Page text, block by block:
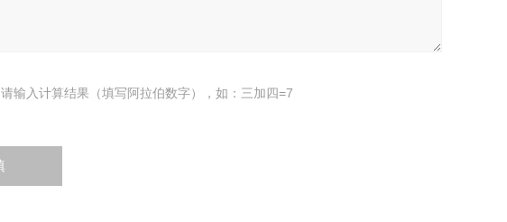
请输入计算结果（填写阿拉伯数字），如：三加四=7